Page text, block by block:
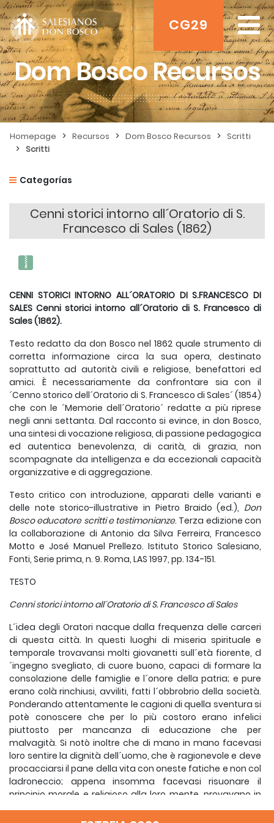
CG29
Dom Bosco Recursos
Homepage > Recursos > Dom Bosco Recursos > Scritti
> Scritti
Categorías
Cenni storici intorno all´Oratorio di S.
Francesco di Sales (1862)
CENNI STORICI INTORNO ALL´ORATORIO DI S.FRANCESCO DI
SALES Cenni storici intorno all´Oratorio di S. Francesco di
Sales (1862).
Testo redatto da don Bosco nel 1862 quale strumento di
corretta informazione circa la sua opera, destinato
soprattutto ad autorità civili e religiose, benefattori ed
amici. È necessariamente da confrontare sia con il
´Cenno storico dell´Oratorio di S. Francesco di Sales´ (1854)
che con le ´Memorie dell´Oratorio´ redatte a più riprese
negli anni settanta. Dal racconto si evince, in don Bosco,
una sintesi di vocazione religiosa, di passione pedagogica
ed autentica benevolenza, di carità, di grazia, non
scompagnate da intelligenza e da eccezionali capacità
organizzative e di aggregazione.
Testo critico con introduzione, apparati delle varianti e
delle note storico-illustrative in Pietro Braido (ed.), Don
Bosco educatore scritti e testimonianze. Terza edizione con
la collaborazione di Antonio da Silva Ferreira, Francesco
Motto e José Manuel Prellezo. Istituto Storico Salesiano,
Fonti, Serie prima, n. 9. Roma, LAS 1997, pp. 134-151.
TESTO
Cenni storici intorno all´Oratorio di S. Francesco di Sales
L´idea degli Oratori nacque dalla frequenza delle carceri
di questa città. In questi luoghi di miseria spirituale e
temporale trovavansi molti giovanetti sull´età fiorente, d
´ingegno svegliato, di cuore buono, capaci di formare la
consolazione delle famiglie e l´onore della patria; e pure
erano colà rinchiusi, avviliti, fatti l´obbrobrio della società.
Ponderando attentamente le cagioni di quella sventura si
potè conoscere che per lo più costoro erano infelici
piuttosto per mancanza di educazione che per
malvagità. Si notò inoltre che di mano in mano facevasi
loro sentire la dignità dell´uomo, che è ragionevole e deve
procacciarsi il pane della vita con oneste fatiche e non col
ladroneccio; appena insomma facevasi risuonare il
principio morale e religioso alla loro mente, provavano in
cuore un piacere di cui non sapevansi dare ragione, ma
che loro faceva desiderare di essere più buoni. Di fatto